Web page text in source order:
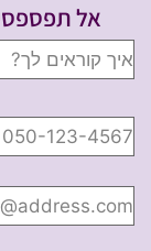
אל